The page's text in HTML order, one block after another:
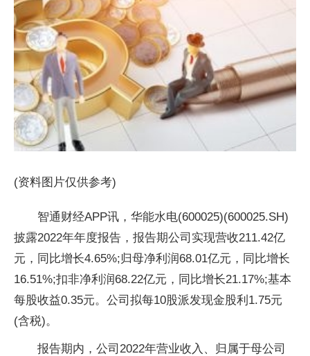
(资料图片仅供参考)
智通财经APP讯，华能水电(600025)(600025.SH)
披露2022年年度报告，报告期公司实现营收211.42亿
元，同比增长4.65%;归母净利润68.01亿元，同比增长
16.51%;扣非净利润68.22亿元，同比增长21.17%;基本
每股收益0.35元。公司拟每10股派发现金股利1.75元
(含税)。
报告期内，公司2022年营业收入、归属于母公司